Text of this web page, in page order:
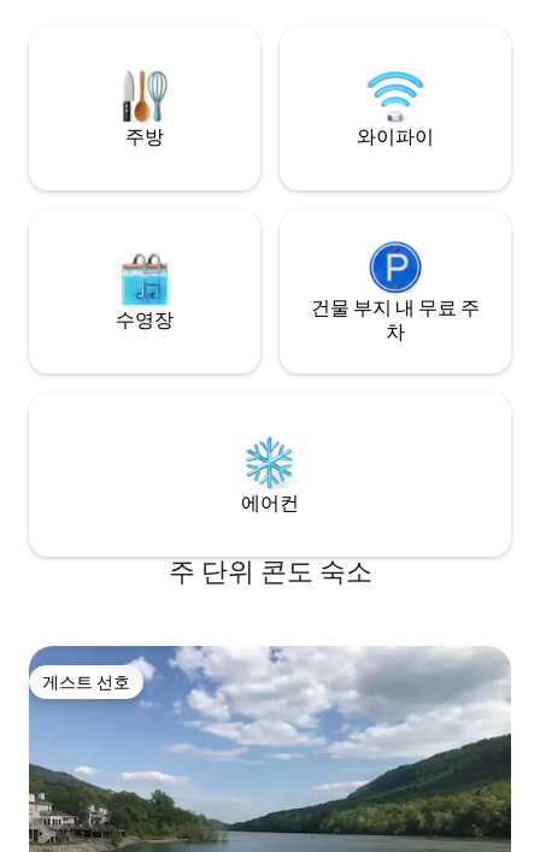
이 따뜻한 보석 같은 숙소에서 집처럼 편안
하게 지내세요. 해수 수영장이 개방되어 있
고 난방이 됩니다!
있습니다. 숙소를
한 휴양지를 경험
료 없음*
주방 와이파이
수영장
건물 부지 내 무료 주
차
에어컨
주 단위 콘도 숙소
게스트 선호
게스트 선호